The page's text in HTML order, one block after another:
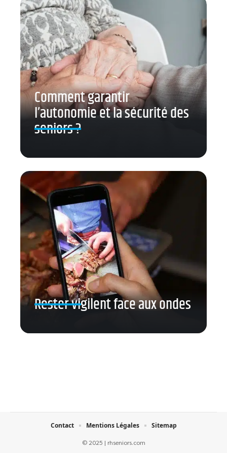
Comment garantir
l’autonomie et la sécurité des
seniors ?
Rester vigilent face aux ondes
© 2025 | rhseniors.com
Contact Mentions Légales Sitemap